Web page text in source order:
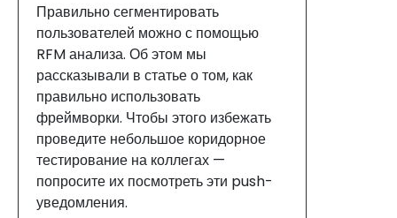
Правильно сегментировать
пользователей можно с помощью
RFM анализа. Об этом мы
рассказывали в статье о том, как
правильно использовать
фреймворки. Чтобы этого избежать
проведите небольшое коридорное
тестирование на коллегах —
попросите их посмотреть эти push-
уведомления.